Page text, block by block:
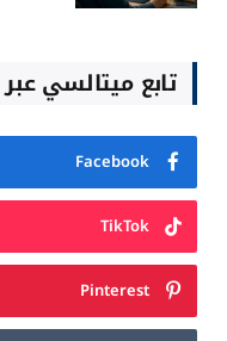
تابع ميتالسي عبر
Facebook
TikTok
Pinterest